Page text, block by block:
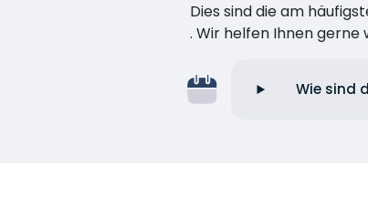
Dies sind die am
. Wir helfen Ihnen gerne
Wie sind